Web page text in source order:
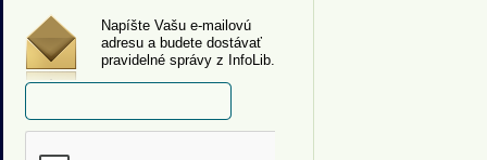
Napíšte Vašu e-mailovú
adresu a budete dostávať
pravidelné správy z InfoLib.